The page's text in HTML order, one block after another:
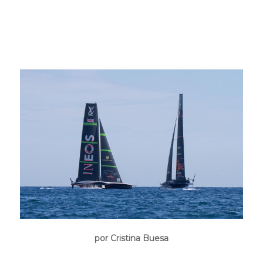
por Cristina Buesa